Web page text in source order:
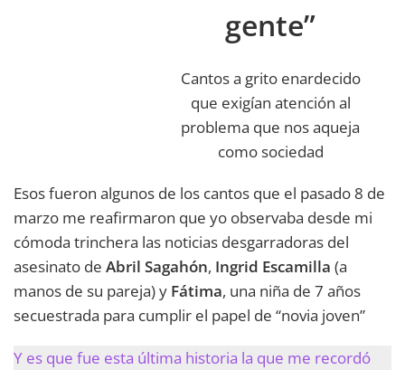
gente”
Cantos a grito enardecido
que exigían atención al
problema que nos aqueja
como sociedad
Esos fueron algunos de los cantos que el pasado 8 de
marzo me reafirmaron que yo observaba desde mi
cómoda trinchera las noticias desgarradoras del
asesinato de Abril Sagahón, Ingrid Escamilla (a
manos de su pareja) y Fátima, una niña de 7 años
secuestrada para cumplir el papel de “novia joven”
Y es que fue esta última historia la que me recordó